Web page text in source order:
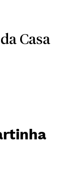
Casa